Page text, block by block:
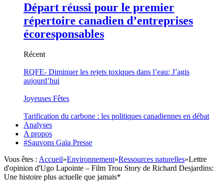
Départ réussi pour le premier
répertoire canadien d’entreprises
écoresponsables
Récent
RQFE- Diminuer les rejets toxiques dans l’eau: J’agis
aujourd’hui
Joyeuses Fêtes
Tarification du carbone : les politiques canadiennes en débat
Analyses
A propos
#Sauvons Gaïa Presse
Vous êtes : Accueil»Environnement»Ressources naturelles»Lettre
d'opinion d'Ugo Lapointe – Film Trou Story de Richard Desjardins:
Une histoire plus actuelle que jamais*